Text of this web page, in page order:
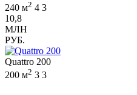
240 м2 4 3
10,8
МЛН
РУБ.
Quattro 200
200 м2 3 3